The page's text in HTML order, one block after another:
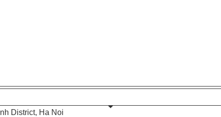
District, Ha Noi